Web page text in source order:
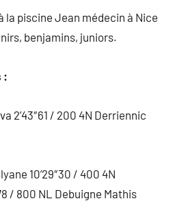
la piscine Jean médecin à Nice
benjamins, juniors.
:
2’43″61 / 200 4N Derriennic
10’29″30 / 400 4N
/ 800 NL Debuigne Mathis